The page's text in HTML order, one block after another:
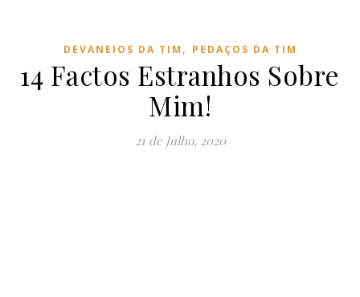
DEVANEIOS DA TIM , PEDAÇOS DA TIM
14 Factos Estranhos Sobre
Mim!
21 de Julho, 2020